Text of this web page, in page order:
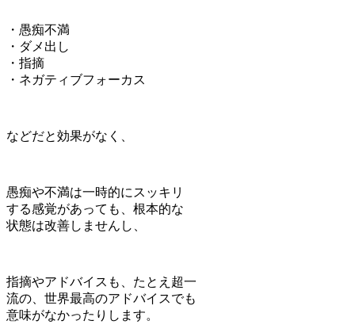
・愚痴不満
・ダメ出し
・指摘
・ネガティブフォーカス
などだと効果がなく、
愚痴や不満は一時的にスッキリ
する感覚があっても、根本的な
状態は改善しませんし、
指摘やアドバイスも、たとえ超一
流の、世界最高のアドバイスでも
意味がなかったりします。